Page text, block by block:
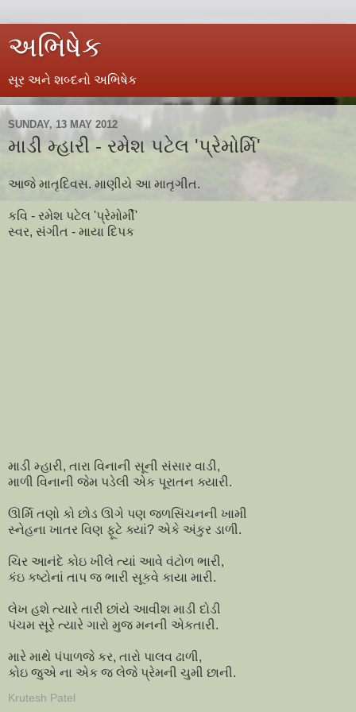
અભિષેક
સૂર અને શબ્દનો અભિષેક
SUNDAY, 13 MAY 2012
માડી મ્હારી - રમેશ પટેલ 'પ્રેમોર્મિ'
આજે માતૃદિવસ. માણીયે આ માતૃગીત.
કવિ - રમેશ પટેલ 'પ્રેમોર્મી'
સ્વર, સંગીત - માયા દિપક
માડી મ્હારી, તારા વિનાની સૂની સંસાર વાડી,
માળી વિનાની જેમ પડેલી એક પૂરાતન ક્યારી.
ઊર્મિ તણો કો છોડ ઊગે પણ જળસિંચનની ખામી
સ્નેહના ખાતર વિણ ફૂટે ક્યાં? એકે અંકુર ડાળી.
ચિર આનંદે કોઇ ખીલે ત્યાં આવે વંટોળ ભારી,
કંઇ કષ્ટોનાં તાપ જ ભારી સૂકવે કાયા મારી.
લેખ હશે ત્યારે તારી છાંયે આવીશ માડી દોડી
પંચમ સૂરે ત્યારે ગારો મુજ મનની એકતારી.
મારે માથે પંપાળજે કર, તારો પાલવ ઢાળી,
કોઇ જુએ ના એક જ લેજે પ્રેમની ચુમી છાની.
Krutesh Patel